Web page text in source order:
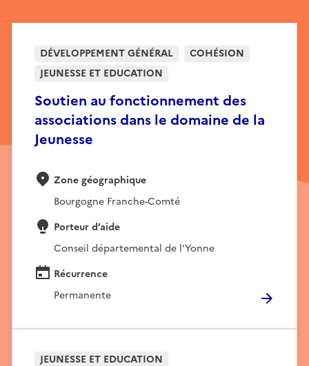
Soutien au fonctionnement des
associations dans le domaine de la
Jeunesse
DÉVELOPPEMENT GÉNÉRAL
COHÉSION
JEUNESSE ET EDUCATION
Zone géographique
Bourgogne Franche-Comté
Porteur d’aide
Conseil départemental de l’Yonne
Récurrence
Permanente
JEUNESSE ET EDUCATION